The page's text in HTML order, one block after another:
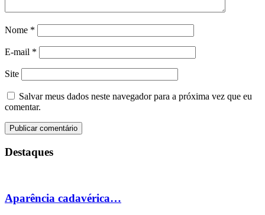
Nome *
E-mail *
Site
Salvar meus dados neste navegador para a próxima vez que eu
comentar.
Destaques
Aparência cadavérica…